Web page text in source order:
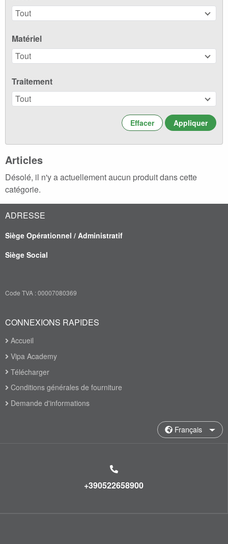
Tout
Matériel
Tout
Traitement
Tout
Effacer
Articles
Désolé, il n'y a actuellement aucun produit dans cette
catégorie.
ADRESSE
Siège Opérationnel / Administratif
Siège Social
Code TVA : 00007080369
CONNEXIONS RAPIDES
Accueil
Vipa Academy
Télécharger
Conditions générales de fourniture
Demande d'informations
Français
+390522658900